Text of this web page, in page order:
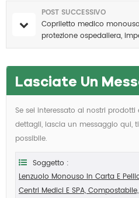
POST SUCCESSIVO
Copriletto medico
protezione ospedaliera,
visita.
Lasciate Un
Se sei interessato ai nostri
dettagli, lascia un messaggio qui,
possibile.
Soggetto :
Lenzuolo Monouso In Carta E
Centri Medici E SPA,